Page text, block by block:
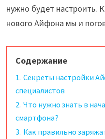
нужно будет настроить.
нового Айфона мы и
Содержание
1. Секреты настройки
специалистов
2. Что нужно знать в
смартфона?
3. Как правильно